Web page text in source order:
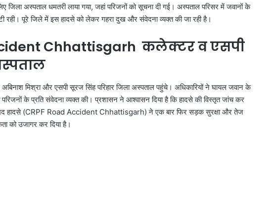
जिला अस्पताल धमतरी लाया गया, जहां परिजनों को सूचना दी गई। अस्पताल परिसर में जवानों के
रही। पूरे जिले में इस हादसे को लेकर गहरा दुख और संवेदना व्यक्त की जा रही है।
Chhattisgarh कलेक्टर व एसपी
मिश्रा और एसपी सूरज सिंह परिहार जिला अस्पताल पहुंचे। अधिकारियों ने घायल जवान के
के प्रति संवेदना व्यक्त की। प्रशासन ने आश्वासन दिया है कि हादसे की विस्तृत जांच कर
हादसे (CRPF Road Accident Chhattisgarh) ने एक बार फिर सड़क सुरक्षा और तेज
को उजागर कर दिया है।